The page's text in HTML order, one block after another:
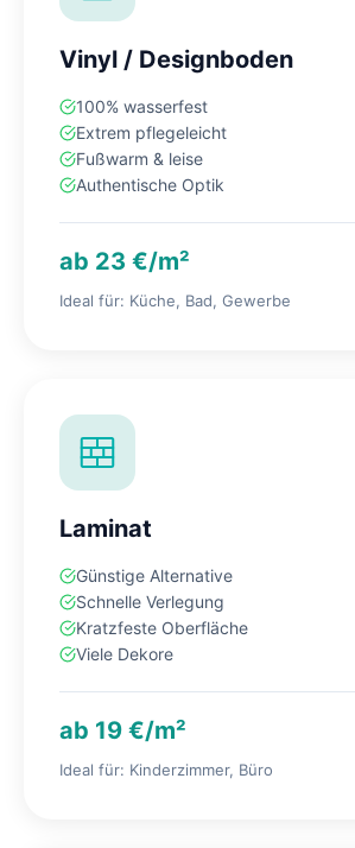
Vinyl / Designboden
100% wasserfest
Extrem pflegeleicht
Fußwarm & leise
Authentische Optik
ab 23 €/m²
Ideal für: Küche, Bad, Gewerbe
Laminat
Günstige Alternative
Schnelle Verlegung
Kratzfeste Oberfläche
Viele Dekore
ab 19 €/m²
Ideal für: Kinderzimmer, Büro